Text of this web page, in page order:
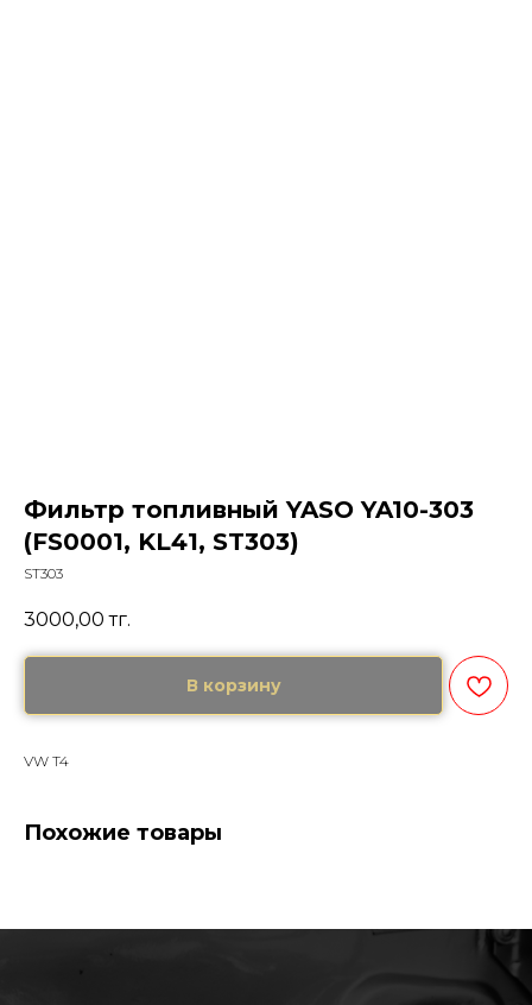
Фильтр топливный YASO YA10-303
(FS0001, KL41, ST303)
ST303
3000,00 тг.
В корзину
VW T4
Похожие товары